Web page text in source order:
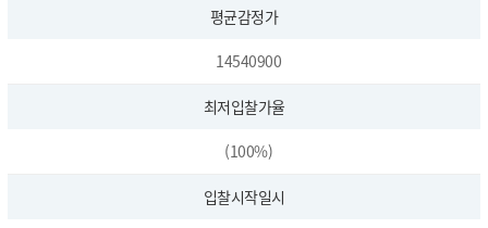
평균감정가
14540900
최저입찰가율
(100%)
입찰시작일시